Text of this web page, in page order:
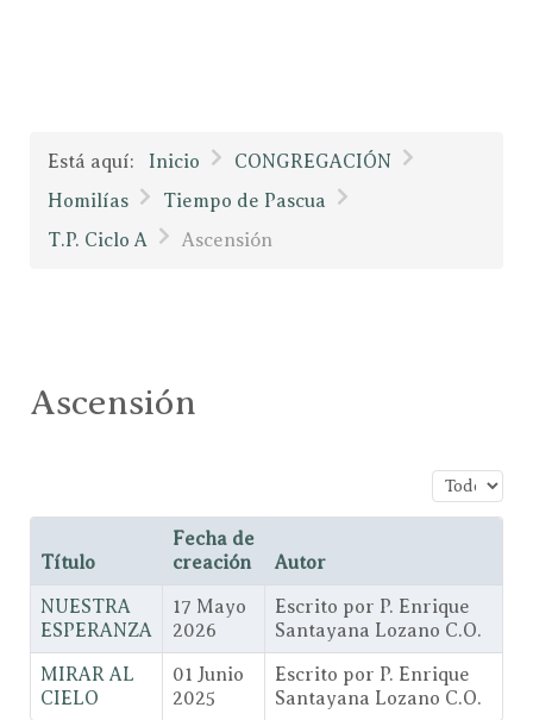
Está aquí: Inicio
CONGREGACIÓN
Homilías
Tiempo de Pascua
T.P. Ciclo A
Ascensión
Ascensión
Cantidad
Título
Fecha de
creación
Autor
NUESTRA
ESPERANZA
17 Mayo
2026
Escrito por P. Enrique
Santayana Lozano C.O.
MIRAR AL
CIELO
01 Junio
2025
Escrito por P. Enrique
Santayana Lozano C.O.